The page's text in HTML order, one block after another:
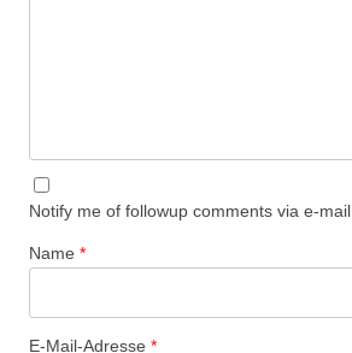
Notify me of followup comments via e-mail
Name *
E-Mail-Adresse *